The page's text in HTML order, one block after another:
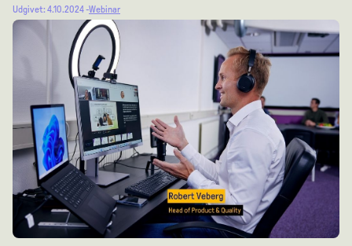
Udgivet: 4.10.2024 -Webinar